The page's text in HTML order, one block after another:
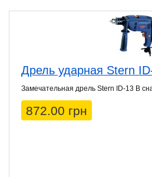
Дрель ударная Stern
Замечательная дрель Stern ID-13 B
872.00 грн